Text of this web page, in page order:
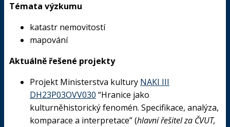
Témata výzkumu
katastr nemovitostí
mapování
Aktuálně řešené projekty
Projekt Ministerstva kultury NAKI III
DH23P03OVV030 “Hranice jako
kulturněhistorický fenomén. Specifikace, analýza,
komparace a interpretace” (hlavní řešitel za ČVUT,